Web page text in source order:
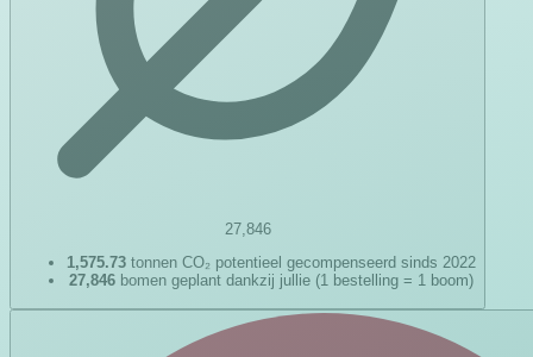
27,846
1,575.73 tonnen CO₂ potentieel gecompenseerd sinds 2022
27,846 bomen geplant dankzij jullie (1 bestelling = 1 boom)